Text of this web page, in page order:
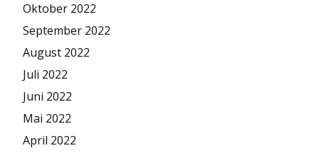
Oktober 2022
September 2022
August 2022
Juli 2022
Juni 2022
Mai 2022
April 2022